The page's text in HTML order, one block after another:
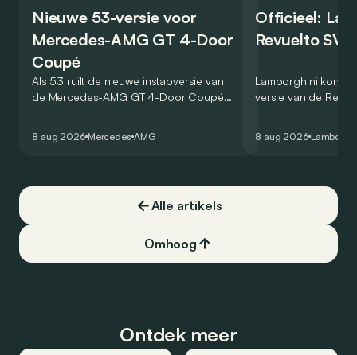
Nieuwe 53-versie voor
Mercedes-AMG GT 4-Door
Coupé
Als 53 ruilt de nieuwe instapversie van
de Mercedes-AMG GT 4-Door Coupé
8 aug 2026 Mercedes AMG
Officieel:
Revuelto SV
Lamborghini
versie van de
een record voor
8 aug 2026
Alle artikels
Omhoog
Ontdek meer